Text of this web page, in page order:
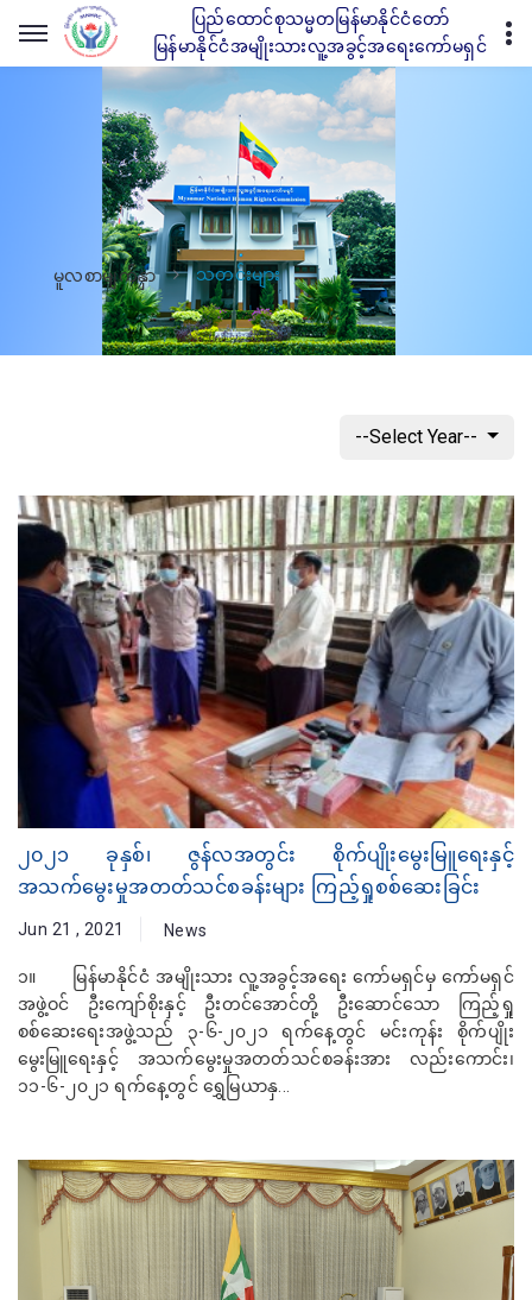
ပြည်ထောင်စုသမ္မတမြန်မာနိုင်ငံတော်
မြန်မာနိုင်ငံအမျိုးသားလူ့အခွင့်အရေးကော်မရှင်
မူလစာမျက်နှာ သတင်းများ
--Select Year--
၂၀၂၁ ခုနှစ်၊ ဇွန်လအတွင်း စိုက်ပျိုးမွေးမြူရေးနှင့်
အသက်မွေးမှုအတတ်သင်စခန်းများ ကြည့်ရှုစစ်ဆေးခြင်း
Jun 21 , 2021 News
၁။ မြန်မာနိုင်ငံ အမျိုးသား လူ့အခွင့်အရေး ကော်မရှင်မှ ကော်မရှင်
အဖွဲ့ဝင် ဦးကျော်စိုးနှင့် ဦးတင်အောင်တို့ ဦးဆောင်သော ကြည့်ရှု
စစ်ဆေးရေးအဖွဲ့သည် ၃-၆-၂၀၂၁ ရက်နေ့တွင် မင်းကုန်း စိုက်ပျိုး
မွေးမြူရေးနှင့် အသက်မွေးမှုအတတ်သင်စခန်းအား လည်းကောင်း၊
၁၁-၆-၂၀၂၁ ရက်နေ့တွင် ရွှေမြယာနှ...